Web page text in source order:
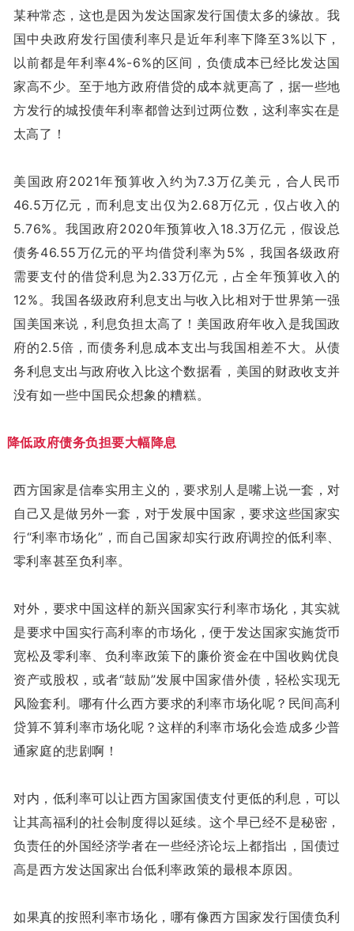
某种常态，这也是因为发达国家发行国债太多的缘故。我
国中央政府发行国债利率只是近年利率下降至3%以下，
以前都是年利率4%-6%的区间，负债成本已经比发达国
家高不少。至于地方政府借贷的成本就更高了，据一些地
方发行的城投债年利率都曾达到过两位数，这利率实在是
太高了！
美国政府2021年预算收入约为7.3万亿美元，合人民币
46.5万亿元，而利息支出仅为2.68万亿元，仅占收入的
5.76%。我国政府2020年预算收入18.3万亿元，假设总
债务46.55万亿元的平均借贷利率为5%，我国各级政府
需要支付的借贷利息为2.33万亿元，占全年预算收入的
12%。我国各级政府利息支出与收入比相对于世界第一强
国美国来说，利息负担太高了！美国政府年收入是我国政
府的2.5倍，而债务利息成本支出与我国相差不大。从债
务利息支出与政府收入比这个数据看，美国的财政收支并
没有如一些中国民众想象的糟糕。
降低政府债务负担要大幅降息
西方国家是信奉实用主义的，要求别人是嘴上说一套，对
自己又是做另外一套，对于发展中国家，要求这些国家实
行“利率市场化”，而自己国家却实行政府调控的低利率、
零利率甚至负利率。
对外，要求中国这样的新兴国家实行利率市场化，其实就
是要求中国实行高利率的市场化，便于发达国家实施货币
宽松及零利率、负利率政策下的廉价资金在中国收购优良
资产或股权，或者“鼓励”发展中国家借外债，轻松实现无
风险套利。哪有什么西方要求的利率市场化呢？民间高利
贷算不算利率市场化呢？这样的利率市场化会造成多少普
通家庭的悲剧啊！
对内，低利率可以让西方国家国债支付更低的利息，可以
让其高福利的社会制度得以延续。这个早已经不是秘密，
负责任的外国经济学者在一些经济论坛上都指出，国债过
高是西方发达国家出台低利率政策的最根本原因。
如果真的按照利率市场化，哪有像西方国家发行国债负利